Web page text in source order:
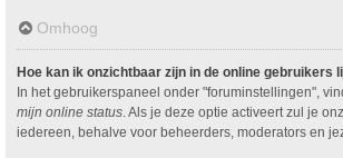
Omhoog
Hoe kan ik onzichtbaar zijn in de online gebruikers
In het gebruikerspaneel onder "foruminstellingen",
mijn online status . Als je deze optie activeert zul je
iedereen, behalve voor beheerders, moderators en